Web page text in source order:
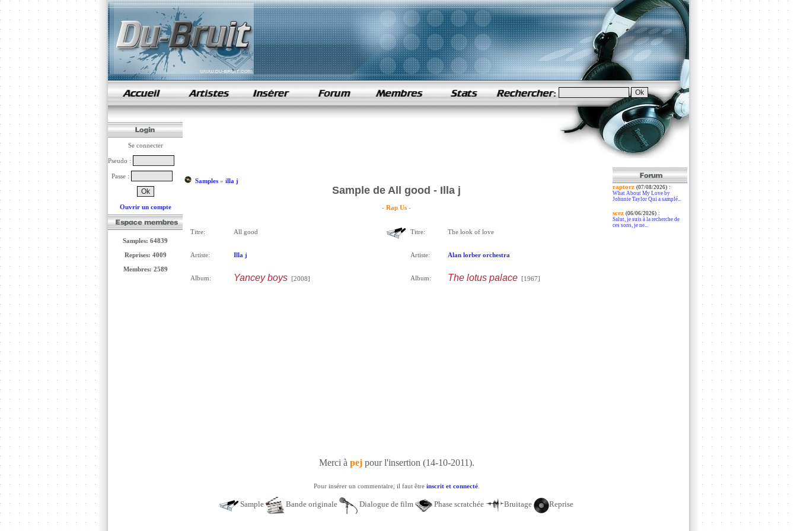
samples de rap
Se connecter
Pseudo :
Passe :
Ouvrir un compte
Samples: 64839
Reprises: 4009
Membres: 2589
Samples» illa j
Sample de All good - Illa j
- Rap Us -
Titre: All good
Artiste: Illa j
Album: Yancey boys[2008]
Titre: The look of love
Artiste: Alan lorber orchestra
Album: The lotus palace[1967]
Merci à pejpour l'insertion (14-10-2011).
Pour insérer un commentaire, il faut être inscrit et connecté.
Sample Bande originale Dialogue de film Phase scratchée Bruitage Reprise
raptorz (07/08/2026):
What About My Love by
Johnnie Taylor Qui a samplé...
scez (06/06/2026):
Salut, je suis à la recherche de
ces sons, je ne...